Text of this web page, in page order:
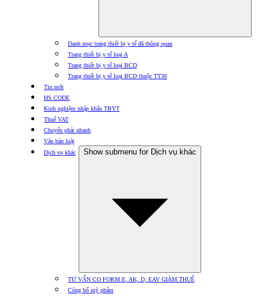
Danh mục trang thiết bị y tế đã thông quan
Trang thiết bị y tế loại A
Trang thiết bị y tế loại BCD
Trang thiết bị y tế loại BCD thuộc TT30
Tin mới
HS CODE
Kinh nghiệm nhập khẩu TBYT
Thuế VAT
Chuyển phát nhanh
Văn bản luật
Dịch vụ khác
Show submenu for Dịch vụ khác
TƯ VẤN CO FORM E, AK, D, EAV GIẢM THUẾ
Công bố mỹ phẩm